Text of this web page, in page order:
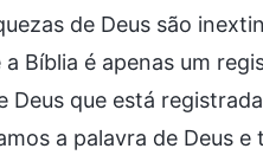
de Deus são
Bíblia é apenas um
Deus que está
a palavra de Deus